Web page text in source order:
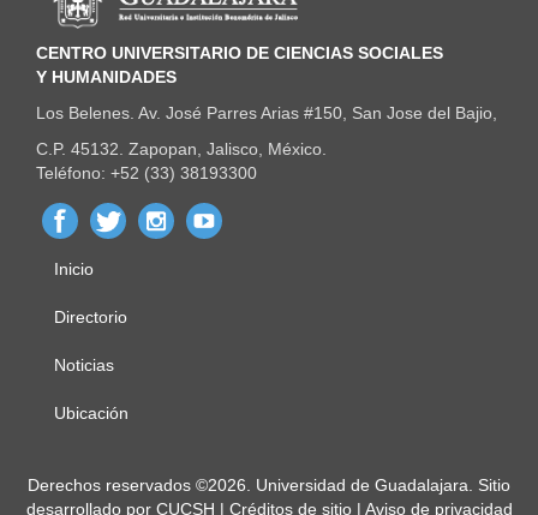
CENTRO UNIVERSITARIO DE CIENCIAS SOCIALES
Y HUMANIDADES
Los Belenes. Av. José Parres Arias #150, San Jose del Bajio,
C.P. 45132. Zapopan, Jalisco, México.
Teléfono: +52 (33) 38193300
Menú
principal
Inicio
Directorio
Noticias
Ubicación
Derechos
Derechos reservados ©2026. Universidad de Guadalajara. Sitio
desarrollado por CUCSH | Créditos de sitio| Aviso de privacidad